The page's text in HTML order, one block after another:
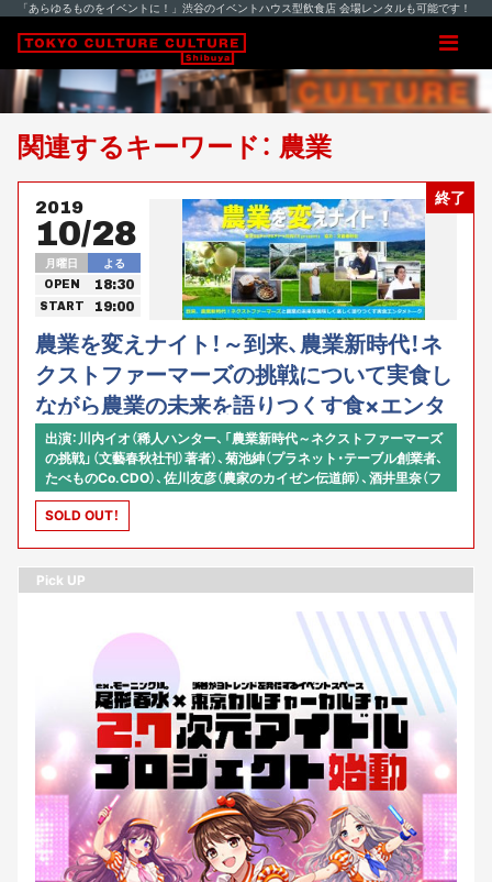
「あらゆるものをイベントに！」渋谷のイベントハウス型飲食店 会場レンタルも可能です！
関連するキーワード： 農業
終了
2019
10/28
月曜日 よる
OPEN 18:30
START 19:00
農業を変えナイト！～到来、農業新時代！ネ
クストファーマーズの挑戦について実食し
ながら農業の未来を語りつくす食×エンタ
メ×学びの150分～
出演：川内イオ（稀人ハンター、「農業新時代～ネクストファーマーズ
の挑戦」（文藝春秋社刊）著者）、菊池紳（プラネット・テーブル創業者、
たべものCo.CDO）、佐川友彦（農家のカイゼン伝道師）、酒井里奈（フ
ァーメンステーション代表取締役）【司会】河原あず（コミュニティ・ア
クセラレーター）
SOLD OUT！
Pick UP